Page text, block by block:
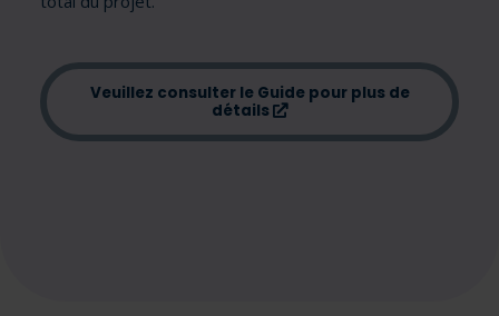
Veuillez consulter le Guide pour plus de
détails
(ce lien s’ouvrira dans